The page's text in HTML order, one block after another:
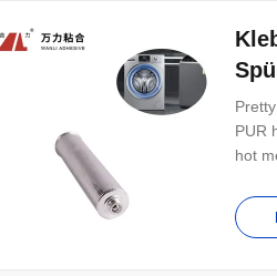
PUR
hot